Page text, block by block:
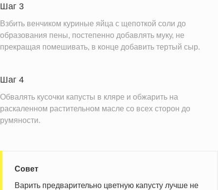
Калий
Фолиевая кислота
199.7 мкг
Витамин С
122.0 мг
Витамин А
143.0 IU
Витамин Е
Насыщенные жиры
6.3 г
Информация для одной порции
Шаг 3
Взбить венчиком куриные яйца с щепоткой соли до
образования пены, постепенно добавлять муку, не
прекращая помешивать, в конце добавить тертый сыр.
Шаг 4
Обвалять кусочки капусты в кляре и обжарить на
раскаленном растительном масле со всех сторон до
румяности.
Совет
Варить предварительно цветную капусту лучше не